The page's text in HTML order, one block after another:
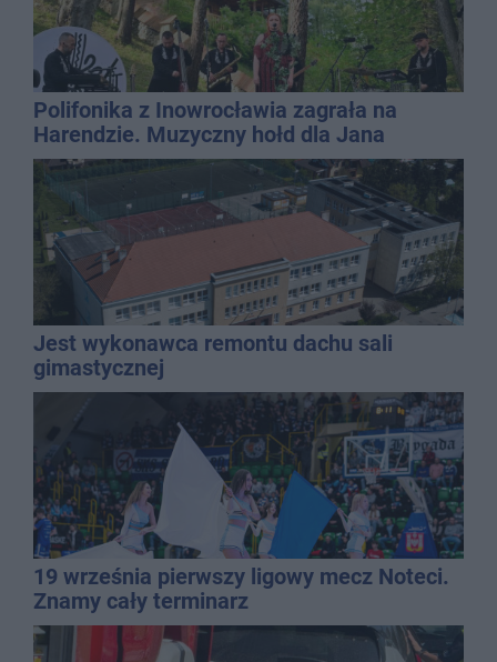
Polifonika z Inowrocławia zagrała na
Harendzie. Muzyczny hołd dla Jana
Kasprowicza
Jest wykonawca remontu dachu sali
gimastycznej
19 września pierwszy ligowy mecz Noteci.
Znamy cały terminarz